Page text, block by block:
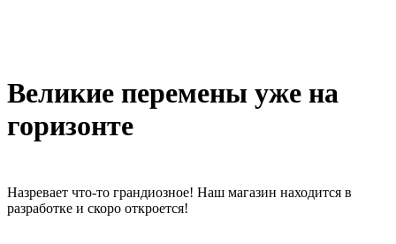
Великие перемены уже на
горизонте
Назревает что-то грандиозное! Наш магазин находится в
разработке и скоро откроется!